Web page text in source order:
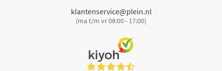
klantenservice@plein.nl
(ma t/m vr 08:00 - 17:00)